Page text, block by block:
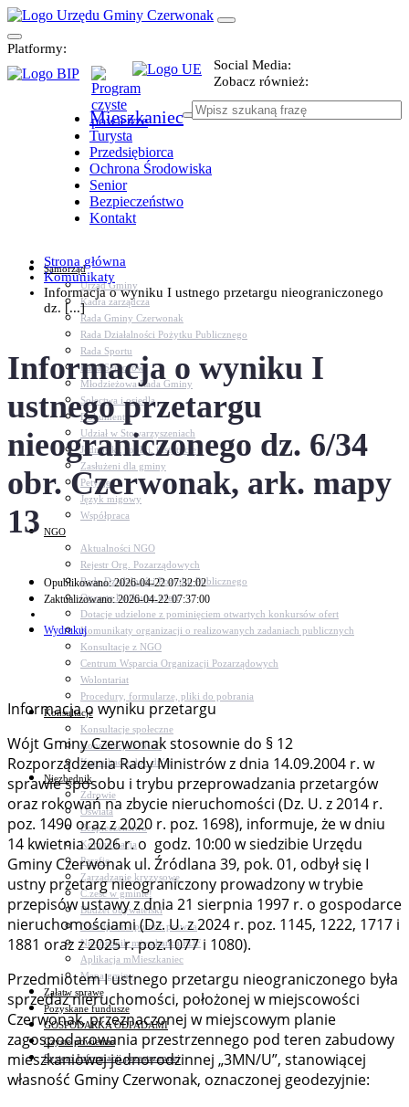
Platformy:
Social Media:
Zobacz również:
Mieszkaniec
Turysta
Przedsiębiorca
Ochrona Środowiska
Senior
Bezpieczeństwo
Kontakt
Samorząd
Urząd Gminy
Kadra zarządcza
Rada Gminy Czerwonak
Rada Działalności Pożytku Publicznego
Rada Sportu
Rada Seniorów
Młodzieżowa Rada Gminy
Sołectwa i osiedla
Dokumenty
Udział w Stowarzyszeniach
Jednostki, spółki, instytucje
Zasłużeni dla gminy
Petycje
Język migowy
Współpraca
NGO
Aktualności NGO
Rejestr Org. Pozarządowych
Rada Działalności Pożytku Publicznego
Otwarte konkursy ofert
Dotacje udzielone z pominięciem otwartych konkursów ofert
Komunikaty organizacji o realizowanych zadaniach publicznych
Konsultacje z NGO
Centrum Wsparcia Organizacji Pozarządowych
Wolontariat
Procedury, formularze, pliki do pobrania
Konsultacje
Konsultacje społeczne
Konsultacje z NGO
Konsultacje dot. dróg
Niezbędnik
Zdrowie
Oświata
Bezpieczeństwo
Komunikacja
Parafie
Zarządzanie kryzysowe
C.ześć w gminie!
Budżet obywatelski
Nieodpłatna pomoc prawna
Niezbędnik mieszkańca PDF
Aplikacja mMieszkaniec
Mapa gminy
Załatw sprawę
Pozyskane fundusze
GOSPODARKA ODPADAMI
Czyste powietrze
System Informacji przestrzennej
Strona główna
Komunikaty
Informacja o wyniku I ustnego przetargu nieograniczonego
dz. [...]
Informacja o wyniku I
ustnego przetargu
nieograniczonego dz. 6/34
obr. Czerwonak, ark. mapy
13
Opublikowano: 2026-04-22 07:32:02
Zaktualizowano: 2026-04-22 07:37:00
Wydrukuj
Informacja o wyniku przetargu
Wójt Gminy Czerwonak stosownie do § 12
Rozporządzenia Rady Ministrów z dnia 14.09.2004 r. w
sprawie sposobu i trybu przeprowadzania przetargów
oraz rokowań na zbycie nieruchomości (Dz. U. z 2014 r.
poz. 1490 oraz z 2020 r. poz. 1698), informuje, że w dniu
14 kwietnia 2026 r. o godz. 10:00 w siedzibie Urzędu
Gminy Czerwonak ul. Źródlana 39, pok. 01, odbył się I
ustny przetarg nieograniczony prowadzony w trybie
przepisów ustawy z dnia 21 sierpnia 1997 r. o gospodarce
nieruchomościami (Dz. U. z 2024 r. poz. 1145, 1222, 1717 i
1881 oraz z 2025 r. poz.1077 i 1080).
Przedmiotem I ustnego przetargu nieograniczonego była
sprzedaż nieruchomości, położonej w miejscowości
Czerwonak, przeznaczonej w miejscowym planie
zagospodarowania przestrzennego pod teren zabudowy
mieszkaniowej jednorodzinnej „3MN/U”, stanowiącej
własność Gminy Czerwonak, oznaczonej geodezyjnie: